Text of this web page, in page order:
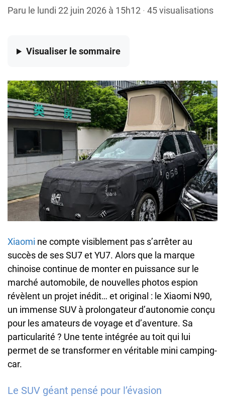
Paru le lundi 22 juin 2026 à 15h12 · 45 visualisations
Visualiser le sommaire
Xiaomi ne compte visiblement pas s’arrêter au
succès de ses SU7 et YU7. Alors que la marque
chinoise continue de monter en puissance sur le
marché automobile, de nouvelles photos espion
révèlent un projet inédit… et original : le Xiaomi N90,
un immense SUV à prolongateur d’autonomie conçu
pour les amateurs de voyage et d’aventure. Sa
particularité ? Une tente intégrée au toit qui lui
permet de se transformer en véritable mini camping-
car.
Le SUV géant pensé pour l’évasion